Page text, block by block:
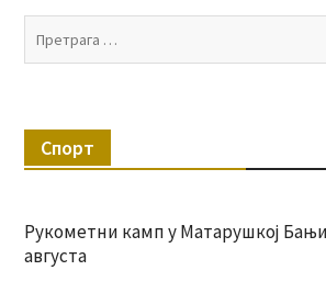
Спорт
Рукометни камп у Матарушкој Бањи
августа